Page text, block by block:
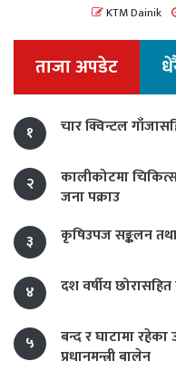
KTM Dainik
ताजा अपडेट
१ चार क्विन्टल
२
कालीकोटमा
जना पक्राउ
३
कृषिउपज सङ्कलन
४ दश वर्षीय
५
बन्द र घाटामा
प्रधानमन्त्री बालेन